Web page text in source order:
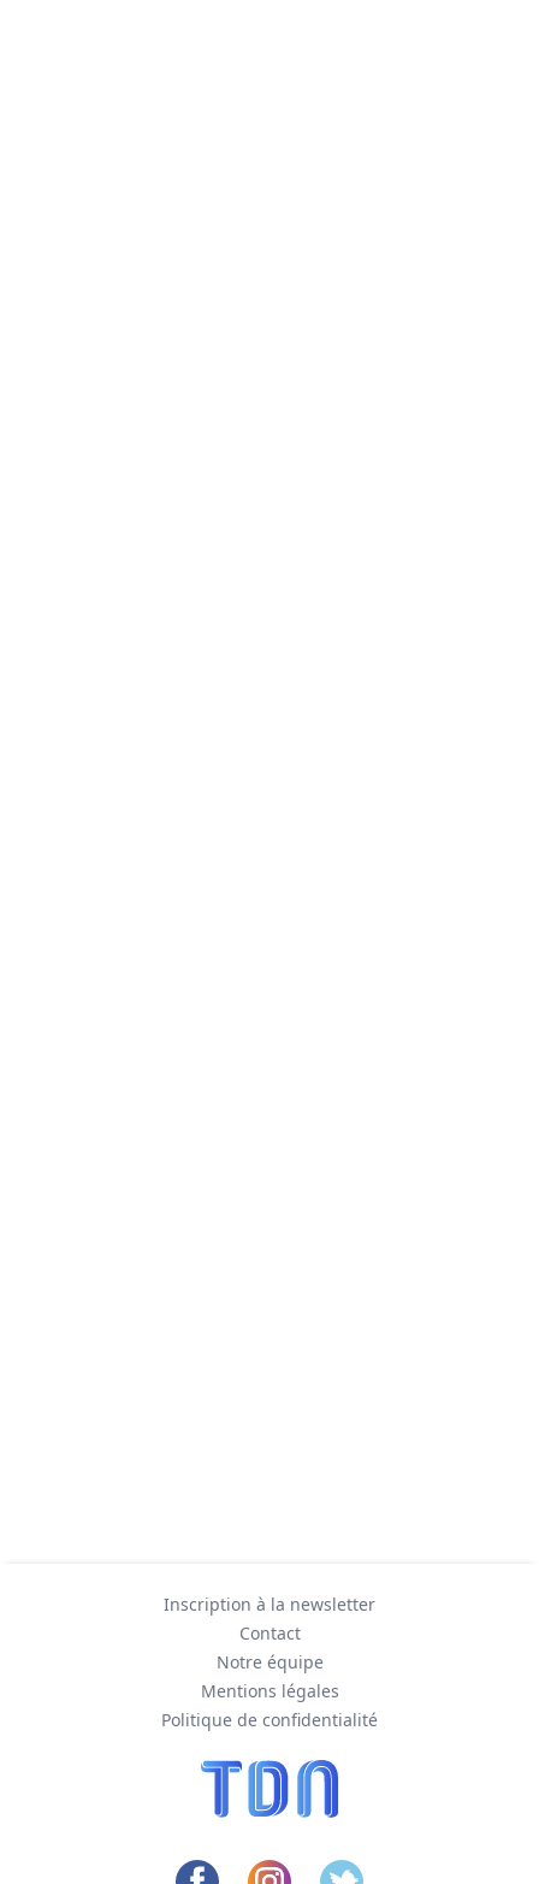
Inscription à la newsletter
Contact
Notre équipe
Mentions légales
Politique de confidentialité